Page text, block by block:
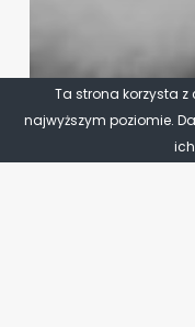
Ta strona korzysta z
najwyższym poziomie.